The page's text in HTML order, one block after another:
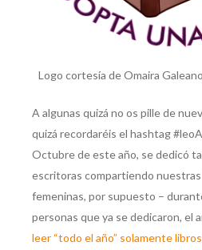
Logo cortesía de Omaira
A algunas quizá no os pille de
quizá recordaréis el hashtag
Octubre de este año, se dedicó
escritoras compartiendo
femeninas, por supuesto –
personas que ya se dedicaron, el
leer “todo el año” solamente